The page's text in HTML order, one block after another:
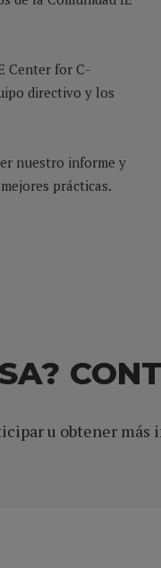
Center for C-
directivo y los
nuestro informe y
prácticas.
u obtener